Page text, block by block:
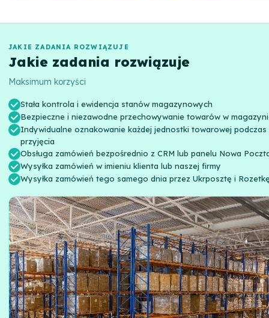
JAKIE ZADANIA ROZWIĄZUJE
Jakie zadania rozwiązuje
Maksimum korzyści
Stała kontrola i ewidencja stanów magazynowych
Bezpieczne i niezawodne przechowywanie towarów w
Indywidualne oznakowanie każdej jednostki towarowej podczas
przyjęcia
Obsługa zamówień bezpośrednio z CRM lub panelu Nowa
Wysyłka zamówień w imieniu klienta lub naszej firmy
Wysyłka zamówień tego samego dnia przez Ukrposztę i